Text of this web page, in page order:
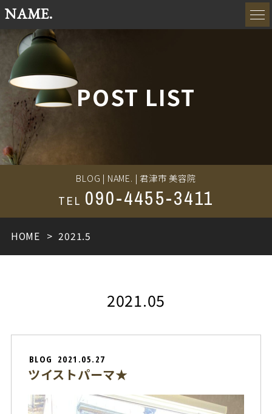
NAME.
POST LIST
BLOG | NAME. | 君津市 美容院
TEL 090-4455-3411
HOME 2021.5
2021.05
BLOG 2021.05.27
ツイストパーマ★